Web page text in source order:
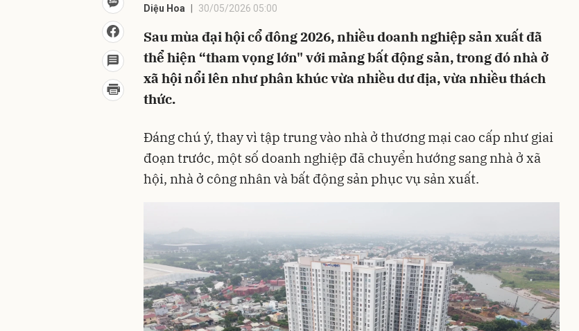
Diệu Hoa 30/05/2026 05:00
Sau mùa đại hội cổ đông 2026, nhiều doanh nghiệp sản xuất đã
thể hiện “tham vọng lớn" với mảng bất động sản, trong đó nhà ở
xã hội nổi lên như phân khúc vừa nhiều dư địa, vừa nhiều thách
thức.
Đáng chú ý, thay vì tập trung vào nhà ở thương mại cao cấp như giai
đoạn trước, một số doanh nghiệp đã chuyển hướng sang nhà ở xã
hội, nhà ở công nhân và bất động sản phục vụ sản xuất.